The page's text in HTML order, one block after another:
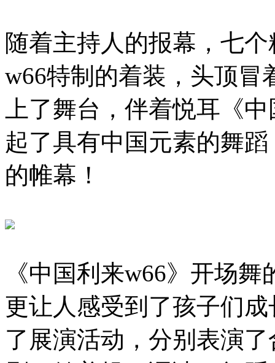
随着主持人的报幕，七
w66特制的着装，头顶冒
上了舞台，伴着悦耳《
起了具有中国元素的舞
的帷幕！
《中国利来w66》开场
更让人感受到了孩子们
了展演活动，分别表演